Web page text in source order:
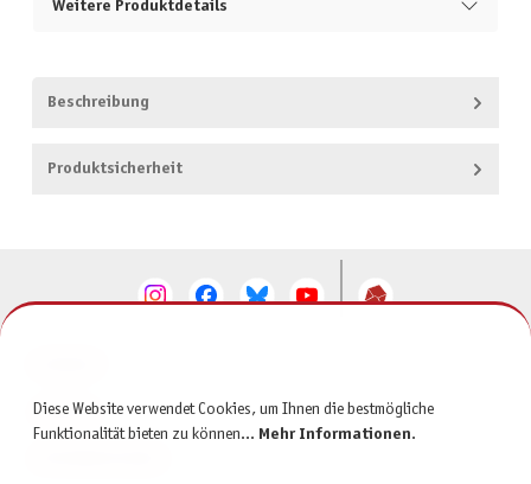
Weitere Produktdetails
Beschreibung
Produktsicherheit
SERVICE
Diese Website verwendet Cookies, um Ihnen die bestmögliche
Funktionalität bieten zu können... Mehr Informationen.